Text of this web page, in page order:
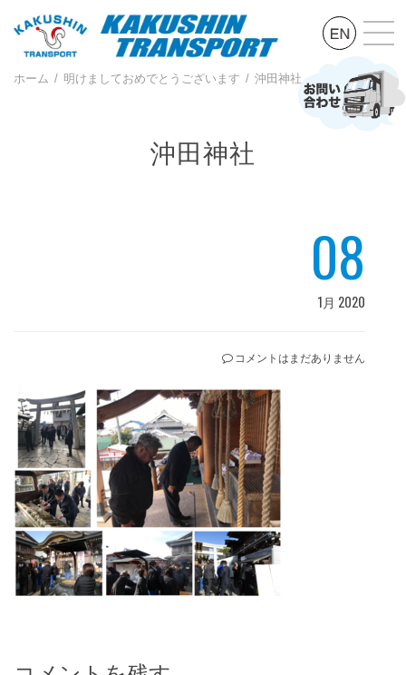
ホーム 明けましておめでとうございます 沖田神社
沖田神社
08
1月 2020
コメントはまだありません